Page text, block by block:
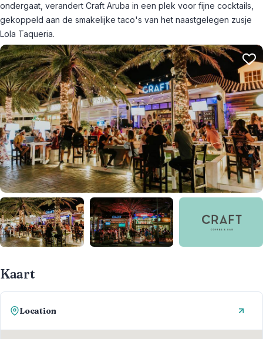
ondergaat, verandert Craft Aruba in een plek voor fijne cocktails,
gekoppeld aan de smakelijke taco's van het naastgelegen zusje
Lola Taqueria.
Kaart
Location